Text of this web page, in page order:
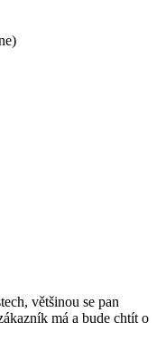
většinou se pan
má a bude chtít o